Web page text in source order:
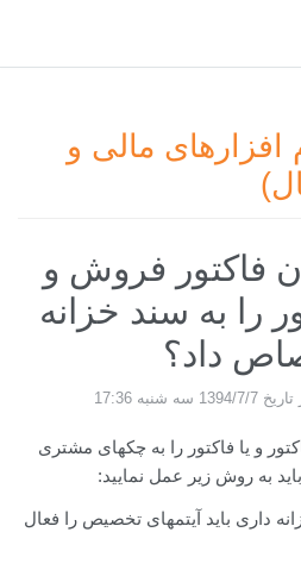
افزارهای مالی و
فاکتور فروش و
را به سند خزانه
داد؟
17:36
و یا فاکتور را به چکهای مشتری
به روش زیر عمل نمایید:
داری باید آیتمهای تخصیص را فعال